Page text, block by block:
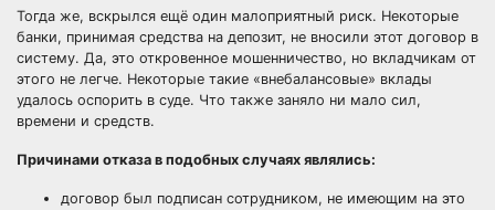
Тогда же, вскрылся ещё один малоприятный риск. Некоторые
банки, принимая средства на депозит, не вносили этот договор в
систему. Да, это откровенное мошенничество, но вкладчикам от
этого не легче. Некоторые такие «внебалансовые» вклады
удалось оспорить в суде. Что также заняло ни мало сил,
времени и средств.
Причинами отказа в подобных случаях являлись:
договор был подписан сотрудником, не имеющим на это